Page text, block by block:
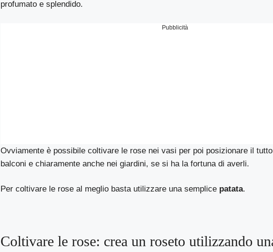
profumato e splendido.
Pubblicità
Ovviamente è possibile coltivare le rose nei vasi per poi posizionare il
balconi e chiaramente anche nei giardini, se si ha la fortuna di averli.
Per coltivare le rose al meglio basta utilizzare una semplice patata.
Coltivare le rose: crea un roseto utilizzando